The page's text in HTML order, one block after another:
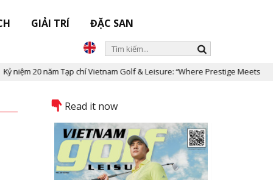
GIẢI TRÍ ĐẶC SAN
Tạp chí Vietnam Golf & Leisure: “Where Prestige Meets Legacy”
Read it now